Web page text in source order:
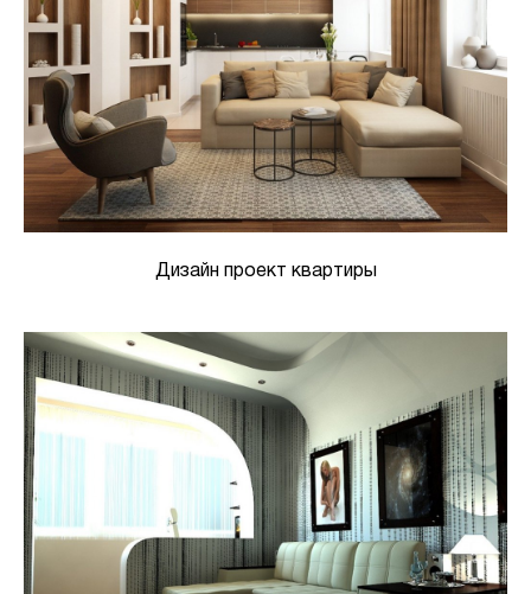
Дизайн проект квартиры